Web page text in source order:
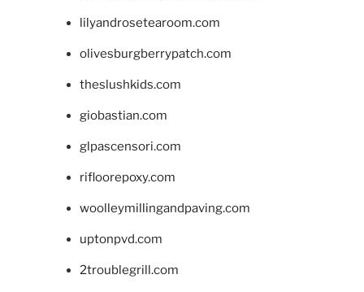
lilyandrosetearoom.com
olivesburgberrypatch.com
theslushkids.com
giobastian.com
glpascensori.com
rifloorepoxy.com
woolleymillingandpaving.com
uptonpvd.com
2troublegrill.com